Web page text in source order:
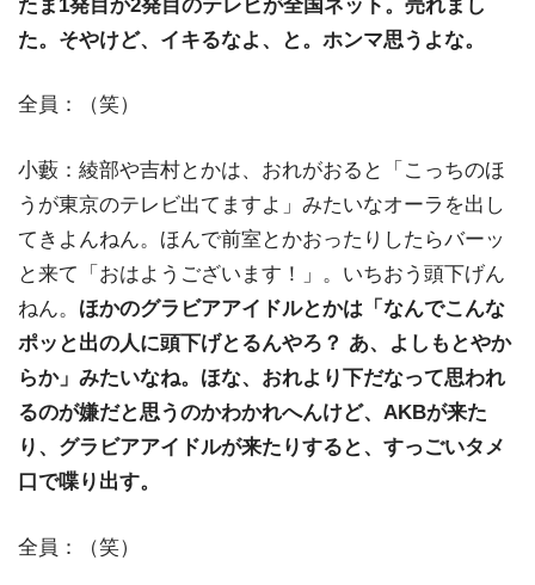
たま1発目か2発目のテレビが全国ネット。売れまし
た。そやけど、イキるなよ、と。ホンマ思うよな。
全員：（笑）
小藪：綾部や吉村とかは、おれがおると「こっちのほ
うが東京のテレビ出てますよ」みたいなオーラを出し
てきよんねん。ほんで前室とかおったりしたらバーッ
と来て「おはようございます！」。いちおう頭下げん
ねん。 ほかのグラビアアイドルとかは「なんでこんな
ポッと出の人に頭下げとるんやろ？ あ、よしもとやか
らか」みたいなね。ほな、おれより下だなって思われ
るのが嫌だと思うのかわかれへんけど、AKBが来た
り、グラビアアイドルが来たりすると、すっごいタメ
口で喋り出す。
全員：（笑）